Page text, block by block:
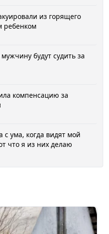
из горящего
ребенком
будут судить за
компенсацию за
ума, когда видят мой
что я из них делаю